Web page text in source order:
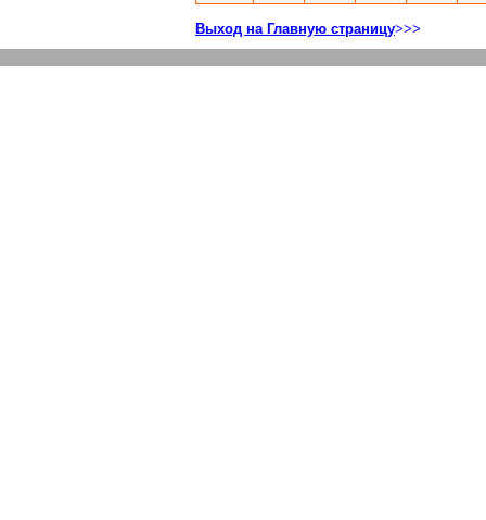
Выход на Главную страницу>>>